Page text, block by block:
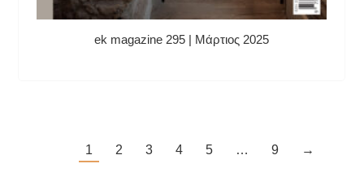
ek magazine 295 | Mάρτιος 2025
1 2 3 4 5 … 9 →